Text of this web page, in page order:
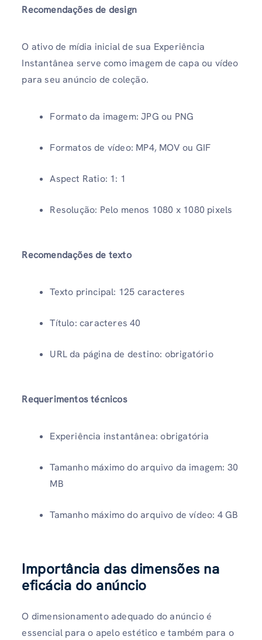
Recomendações de design
O ativo de mídia inicial de sua Experiência
Instantânea serve como imagem de capa ou vídeo
para seu anúncio de coleção.
Formato da imagem: JPG ou PNG
Formatos de vídeo: MP4, MOV ou GIF
Aspect Ratio: 1: 1
Resolução: Pelo menos 1080 x 1080 pixels
Recomendações de texto
Texto principal: 125 caracteres
Título: caracteres 40
URL da página de destino: obrigatório
Requerimentos técnicos
Experiência instantânea: obrigatória
Tamanho máximo do arquivo da imagem: 30
MB
Tamanho máximo do arquivo de vídeo: 4 GB
Importância das dimensões na
eficácia do anúncio
O dimensionamento adequado do anúncio é
essencial para o apelo estético e também para o